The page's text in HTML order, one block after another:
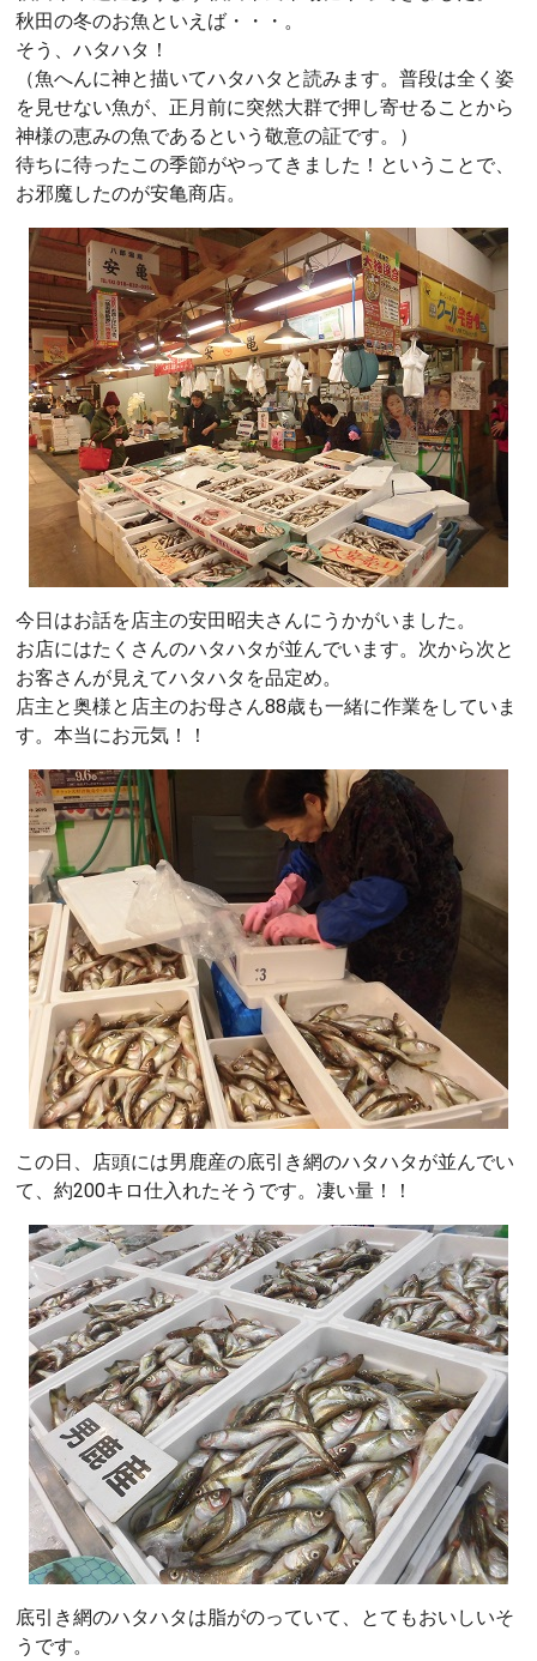
b
o
o
k
n
a
et
t
秋田の冬のお魚といえば・・・。
そう、ハタハタ！
（魚へんに神と描いてハタハタと読みます。普段は全く姿
を見せない魚が、正月前に突然大群で押し寄せることから
神様の恵みの魚であるという敬意の証です。）
待ちに待ったこの季節がやってきました！ということで、
お邪魔したのが安亀商店。
今日はお話を店主の安田昭夫さんにうかがいました。
お店にはたくさんのハタハタが並んでいます。次から次と
お客さんが見えてハタハタを品定め。
店主と奥様と店主のお母さん88歳も一緒に作業をしていま
す。本当にお元気！！
この日、店頭には男鹿産の底引き網のハタハタが並んでい
て、約200キロ仕入れたそうです。凄い量！！
底引き網のハタハタは脂がのっていて、とてもおいしいそ
うです。